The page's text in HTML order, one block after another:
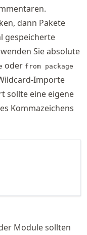
dann Pakete
gespeicherte
Sie absolute
oder from package
Importe
sollte eine eigene
Kommazeichens
Module sollten